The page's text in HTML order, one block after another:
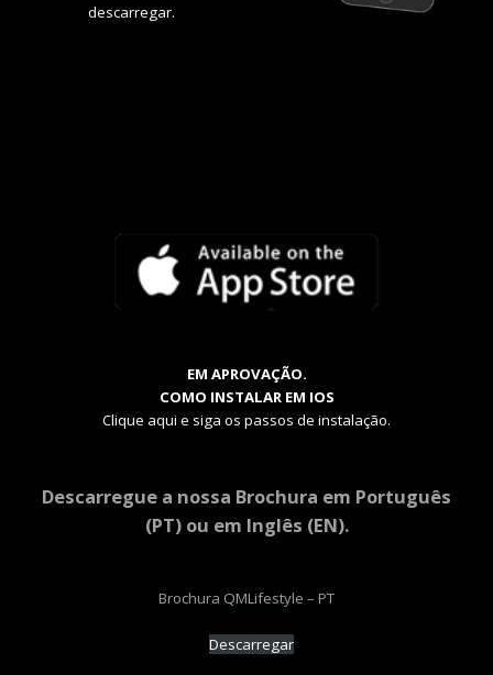
descarregar.
EM APROVAÇÃO.
COMO INSTALAR EM IOS
Clique aqui e siga os passos de instalação.
Descarregue a nossa Brochura em Português
(PT) ou em Inglês (EN).
Brochura QMLifestyle – PT
Descarregar